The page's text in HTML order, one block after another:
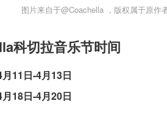
图片来自于@Coachella ，版权属于原作
科切拉音乐节时间
11日-4月13日
18日-4月20日